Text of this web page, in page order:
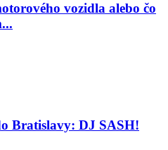
vozidla alebo čo
Bratislavy: DJ SASH!